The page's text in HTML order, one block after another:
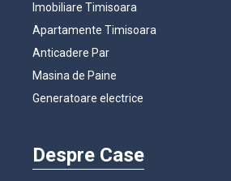
Imobiliare Timisoara
Apartamente Timisoara
Anticadere Par
Masina de Paine
Generatoare electrice
Despre Case